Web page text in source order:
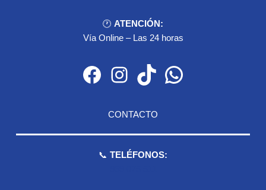
🕐 ATENCIÓN:
Vía Online – Las 24 horas
Facebook Instagram TikTok WhatsApp
CONTACTO
📞 TELÉFONOS: